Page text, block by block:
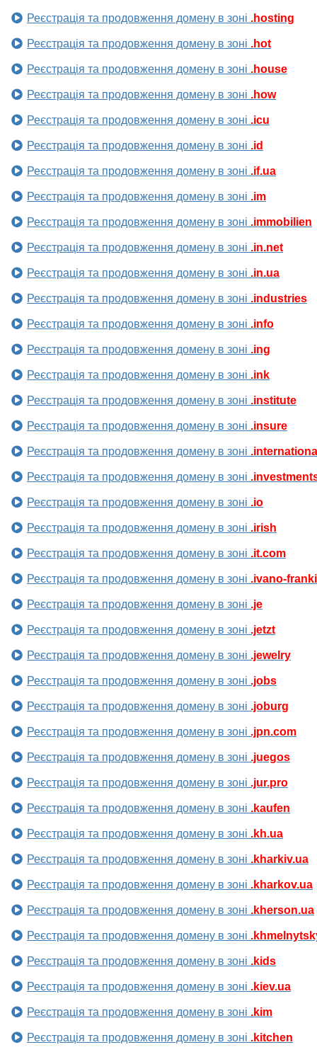
Реєстрація та продовження домену в зоні .hosting
Реєстрація та продовження домену в зоні .hot
Реєстрація та продовження домену в зоні .house
Реєстрація та продовження домену в зоні .how
Реєстрація та продовження домену в зоні .icu
Реєстрація та продовження домену в зоні .id
Реєстрація та продовження домену в зоні .if.ua
Реєстрація та продовження домену в зоні .im
Реєстрація та продовження домену в зоні .immobilien
Реєстрація та продовження домену в зоні .in.net
Реєстрація та продовження домену в зоні .in.ua
Реєстрація та продовження домену в зоні .industries
Реєстрація та продовження домену в зоні .info
Реєстрація та продовження домену в зоні .ing
Реєстрація та продовження домену в зоні .ink
Реєстрація та продовження домену в зоні .institute
Реєстрація та продовження домену в зоні .insure
Реєстрація та продовження домену в зоні
Реєстрація та продовження домену в зоні
Реєстрація та продовження домену в зоні .io
Реєстрація та продовження домену в зоні .irish
Реєстрація та продовження домену в зоні .it.com
Реєстрація та продовження домену в зоні .ivano-
Реєстрація та продовження домену в зоні .je
Реєстрація та продовження домену в зоні .jetzt
Реєстрація та продовження домену в зоні .jewelry
Реєстрація та продовження домену в зоні .jobs
Реєстрація та продовження домену в зоні .joburg
Реєстрація та продовження домену в зоні .jpn.com
Реєстрація та продовження домену в зоні .juegos
Реєстрація та продовження домену в зоні .jur.pro
Реєстрація та продовження домену в зоні .kaufen
Реєстрація та продовження домену в зоні .kh.ua
Реєстрація та продовження домену в зоні .kharkiv.ua
Реєстрація та продовження домену в зоні .kharkov.ua
Реєстрація та продовження домену в зоні .kherson.ua
Реєстрація та продовження домену в зоні
Реєстрація та продовження домену в зоні .kids
Реєстрація та продовження домену в зоні .kiev.ua
Реєстрація та продовження домену в зоні .kim
Реєстрація та продовження домену в зоні .kitchen